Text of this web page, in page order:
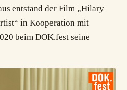
entstand der Film „Hilary
in Kooperation mit
beim DOK.fest seine